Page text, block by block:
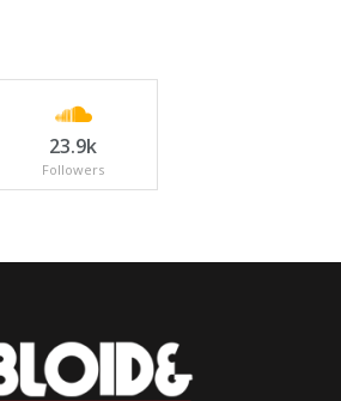
23.9k
Followers